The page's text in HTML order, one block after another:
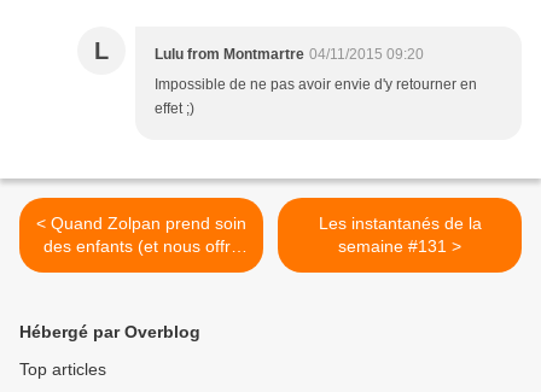
L Lulu from Montmartre 04/11/2015 09:20
Impossible de ne pas avoir envie d'y retourner en
effet ;)
< Quand Zolpan prend soin
des enfants (et nous offre
un bon plan)
Les instantanés de la
semaine #131 >
Hébergé par Overblog
Top articles